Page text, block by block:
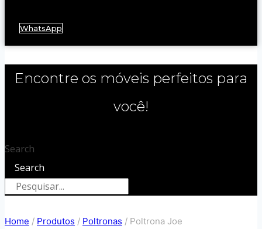
WhatsApp
Encontre os móveis perfeitos para
você!
Search
Search
Home / Produtos / Poltronas / Poltrona Joe